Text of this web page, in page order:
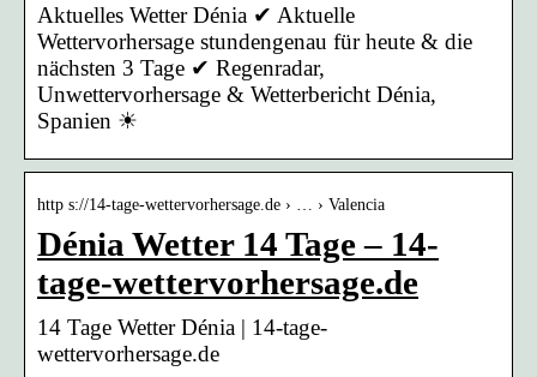
Aktuelles Wetter Dénia ✔ Aktuelle
Wettervorhersage stundengenau für heute & die
nächsten 3 Tage ✔ Regenradar,
Unwettervorhersage & Wetterbericht Dénia,
Spanien ☀
http s://14-tage-wettervorhersage.de › … › Valencia
Dénia Wetter 14 Tage – 14-
tage-wettervorhersage.de
14 Tage Wetter Dénia | 14-tage-
wettervorhersage.de